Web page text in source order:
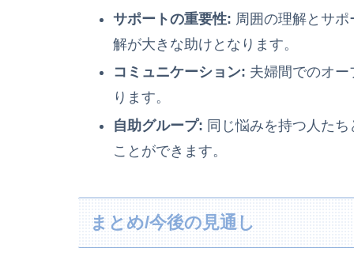
サポートの重要性: 周囲の理解とサ
解が大きな助けとなります。
コミュニケーション: 夫婦間でのオ
ります。
自助グループ: 同じ悩みを持つ人た
ことができます。
まとめ/今後の見通し